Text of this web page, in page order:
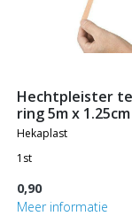
hechtpleister textiel
ring 5m x 1.25cm
hekaplast
1st
0,90
Meer informatie